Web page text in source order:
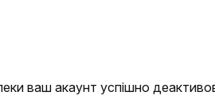
ваш акаунт успішно